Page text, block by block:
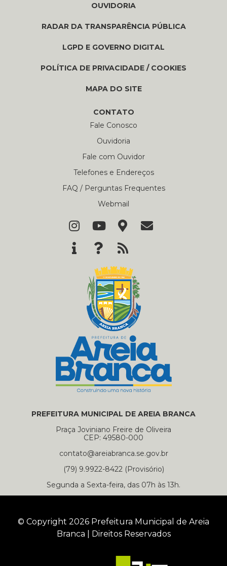
OUVIDORIA
RADAR DA TRANSPARÊNCIA PÚBLICA
LGPD E GOVERNO DIGITAL
POLÍTICA DE PRIVACIDADE / COOKIES
MAPA DO SITE
CONTATO
Fale Conosco
Ouvidoria
Fale com Ouvidor
Telefones e Endereços
FAQ / Perguntas Frequentes
Webmail
PREFEITURA MUNICIPAL DE AREIA BRANCA
Praça Joviniano Freire de Oliveira
CEP: 49580-000
contato@areiabranca.se.gov.br
(79) 9.9922-8422 (Provisório)
Segunda a Sexta-feira, das 07h às 13h.
© Copyright 2026 Prefeitura Municipal de Areia
Branca | Direitos Reservados